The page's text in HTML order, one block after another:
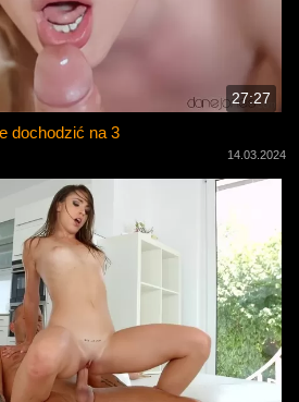
27:27
dochodzić na 3
14.03.2024